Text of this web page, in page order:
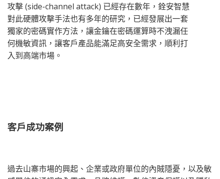
攻擊 (side-channel attack) 已經存在數年，銓安智慧
對此硬體攻擊手法也有多年的研究，已經發展出一套
獨家的密碼實作方法，讓金鑰在密碼運算時不洩漏任
何機敏資訊，讓客戶產品能滿足高安全需求，順利打
入到高端市場。
客戶成功案例
過去山寨市場的興起、企業或政府單位的內賊隱憂，以及敏